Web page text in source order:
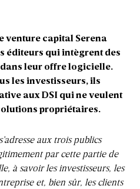
venture capital Serena
éditeurs qui intègrent des
leur offre logicielle.
les investisseurs, ils
aux DSI qui ne veulent
propriétaires.
aux trois publics
par cette partie de
à savoir les investisseurs, les
et, bien sûr, les clients